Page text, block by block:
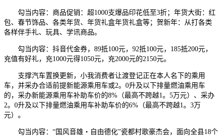
勾当内容：商品促销：超1000支爆品印花低至3折；年货大街：红
包、春节饰品、各类年货、年货礼盒年货礼盒等；贺新年：从打各类
各样伴手礼、玩具、学讯商品。
勾当内容：抖音代金券，89抵100元，92抵100元，185抵200元，
充值有好礼，充1000元得1050元，充2000元的2150元。
支撑汽车置换更新，小我消费者让渡登记正在本人名下的乘用
车，并采办合适前提新能源乘用车或2。0升及以下排量燃油乘用车
的，采办新能源乘用车补助车价的8%（最高不跨越1。5万元）、采办
2。0升及以下排量燃油乘用车补助车价的6%（最高不跨越1。3万
元）。
勾当内容：“国风音雄・自由德化”瓷都村歌豪杰会，面向全县18个